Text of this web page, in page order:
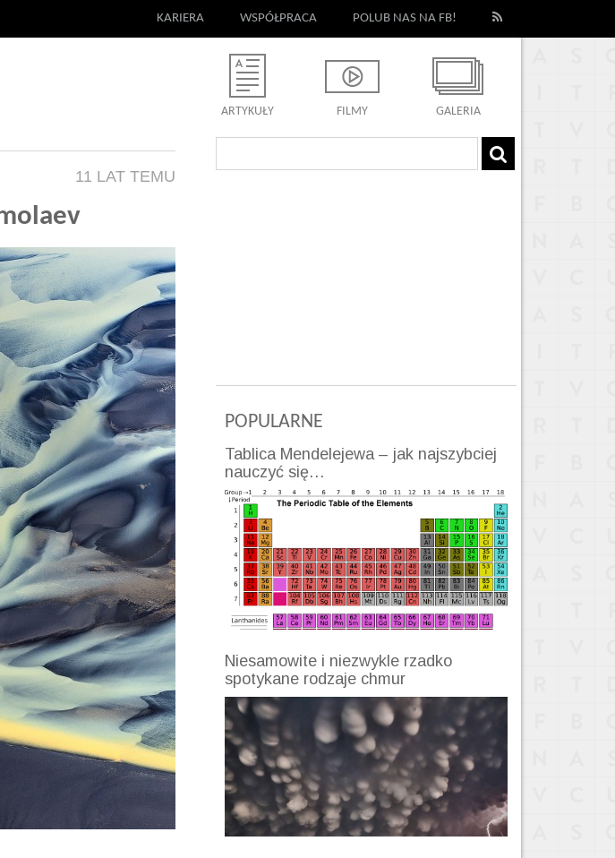
KARIERA WSPÓŁPRACA POLUB NAS NA FB!
ARTYKUŁY FILMY GALERIA
11 LAT TEMU
POPULARNE
Tablica Mendelejewa – jak najszybciej
nauczyć się…
Niesamowite i niezwykle rzadko
spotykane rodzaje chmur